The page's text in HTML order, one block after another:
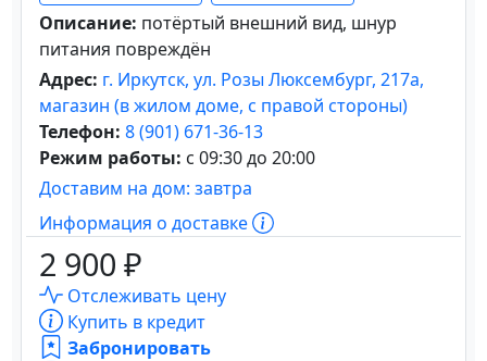
Описание: потёртый внешний вид, шнур
питания повреждён
Адрес: г. Иркутск, ул. Розы Люксембург, 217а,
магазин (в жилом доме, с правой стороны)
Телефон: 8 (901) 671-36-13
Режим работы: с 09:30 до 20:00
Доставим на дом: завтра
Информация о доставке
2 900 ₽
Отслеживать цену
Купить в кредит
Забронировать